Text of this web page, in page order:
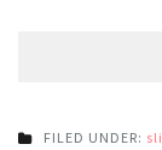
FILED UNDER: